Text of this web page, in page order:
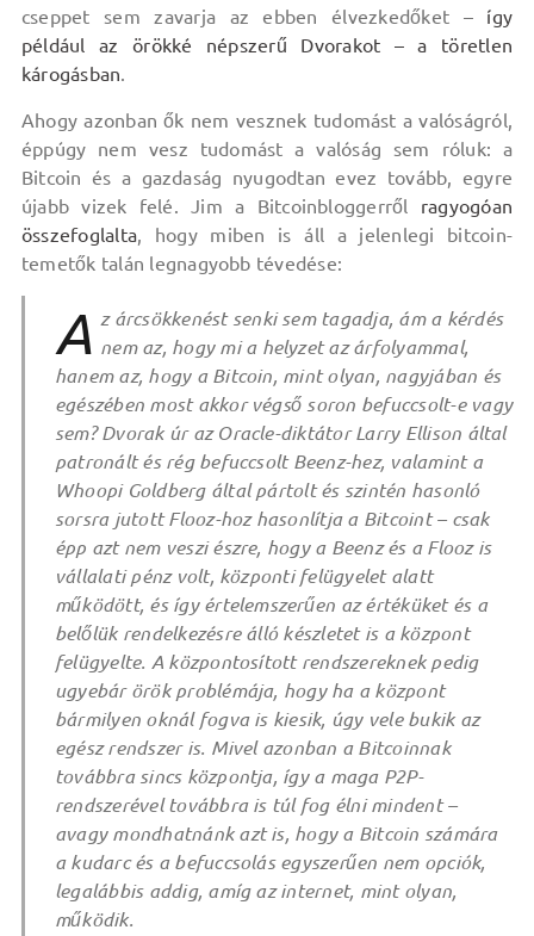
cseppet sem zavarja az ebben élvezkedőket – így
például az örökké népszerű Dvorakot – a töretlen
károgásban.
Ahogy azonban ők nem vesznek tudomást a valóságról,
éppúgy nem vesz tudomást a valóság sem róluk: a
Bitcoin és a gazdaság nyugodtan evez tovább, egyre
újabb vizek felé. Jim a Bitcoinbloggerről ragyogóan
összefoglalta, hogy miben is áll a jelenlegi bitcoin-
temetők talán legnagyobb tévedése:
A z árcsökkenést senki sem tagadja, ám a kérdés
nem az, hogy mi a helyzet az árfolyammal,
hanem az, hogy a Bitcoin, mint olyan, nagyjában és
egészében most akkor végső soron befuccsolt-e vagy
sem? Dvorak úr az Oracle-diktátor Larry Ellison által
patronált és rég befuccsolt Beenz-hez, valamint a
Whoopi Goldberg által pártolt és szintén hasonló
sorsra jutott Flooz-hoz hasonlítja a Bitcoint – csak
épp azt nem veszi észre, hogy a Beenz és a Flooz is
vállalati pénz volt, központi felügyelet alatt
működött, és így értelemszerűen az értéküket és a
belőlük rendelkezésre álló készletet is a központ
felügyelte. A központosított rendszereknek pedig
ugyebár örök problémája, hogy ha a központ
bármilyen oknál fogva is kiesik, úgy vele bukik az
egész rendszer is. Mivel azonban a Bitcoinnak
továbbra sincs központja, így a maga P2P-
rendszerével továbbra is túl fog élni mindent –
avagy mondhatnánk azt is, hogy a Bitcoin számára
a kudarc és a befuccsolás egyszerűen nem opciók,
legalábbis addig, amíg az internet, mint olyan,
működik.